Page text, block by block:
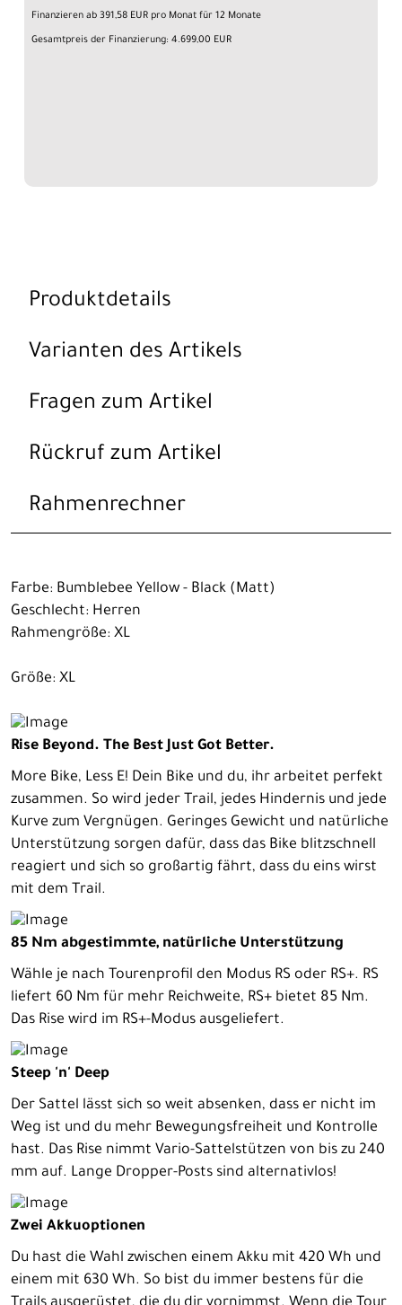
Finanzieren ab 391,58 EUR pro Monat für 12 Monate
Gesamtpreis der Finanzierung: 4.699,00 EUR
Produktdetails
Varianten des Artikels
Fragen zum Artikel
Rückruf zum Artikel
Rahmenrechner
Farbe: Bumblebee Yellow - Black (Matt)
Geschlecht: Herren
Rahmengröße: XL
Größe: XL
Rise Beyond. The Best Just Got Better.
More Bike, Less E! Dein Bike und du, ihr arbeitet perfekt
zusammen. So wird jeder Trail, jedes Hindernis und jede
Kurve zum Vergnügen. Geringes Gewicht und natürliche
Unterstützung sorgen dafür, dass das Bike blitzschnell
reagiert und sich so großartig fährt, dass du eins wirst
mit dem Trail.
85 Nm abgestimmte, natürliche Unterstützung
Wähle je nach Tourenprofil den Modus RS oder RS+. RS
liefert 60 Nm für mehr Reichweite, RS+ bietet 85 Nm.
Das Rise wird im RS+-Modus ausgeliefert.
Steep 'n' Deep
Der Sattel lässt sich so weit absenken, dass er nicht im
Weg ist und du mehr Bewegungsfreiheit und Kontrolle
hast. Das Rise nimmt Vario-Sattelstützen von bis zu 240
mm auf. Lange Dropper-Posts sind alternativlos!
Zwei Akkuoptionen
Du hast die Wahl zwischen einem Akku mit 420 Wh und
einem mit 630 Wh. So bist du immer bestens für die